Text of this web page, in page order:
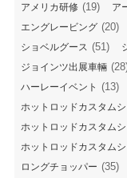
アメリカ研修 (19) ア
エングレービング (20)
ショベルグース (51)
ジョインツ出展車輛
ハーレーイベント (13)
ホットロッドカスタム
ホットロッドカスタム
ホットロッドカスタム
ロングチョッパー (35)